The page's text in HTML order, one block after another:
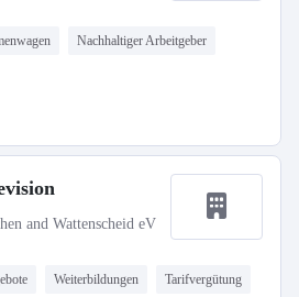
Nachhaltiger Arbeitgeber
and Wattenscheid eV
Weiterbildungen Tarifvergütung